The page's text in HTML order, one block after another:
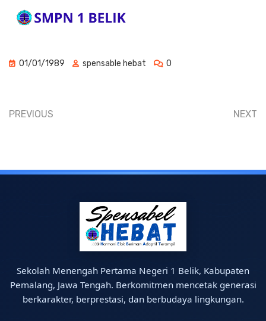
01/01/1989 spensable hebat 0
PREVIOUS NEXT
Sekolah Menengah Pertama Negeri 1 Belik, Kabupaten
Pemalang, Jawa Tengah. Berkomitmen mencetak generasi
berkarakter, berprestasi, dan berbudaya lingkungan.